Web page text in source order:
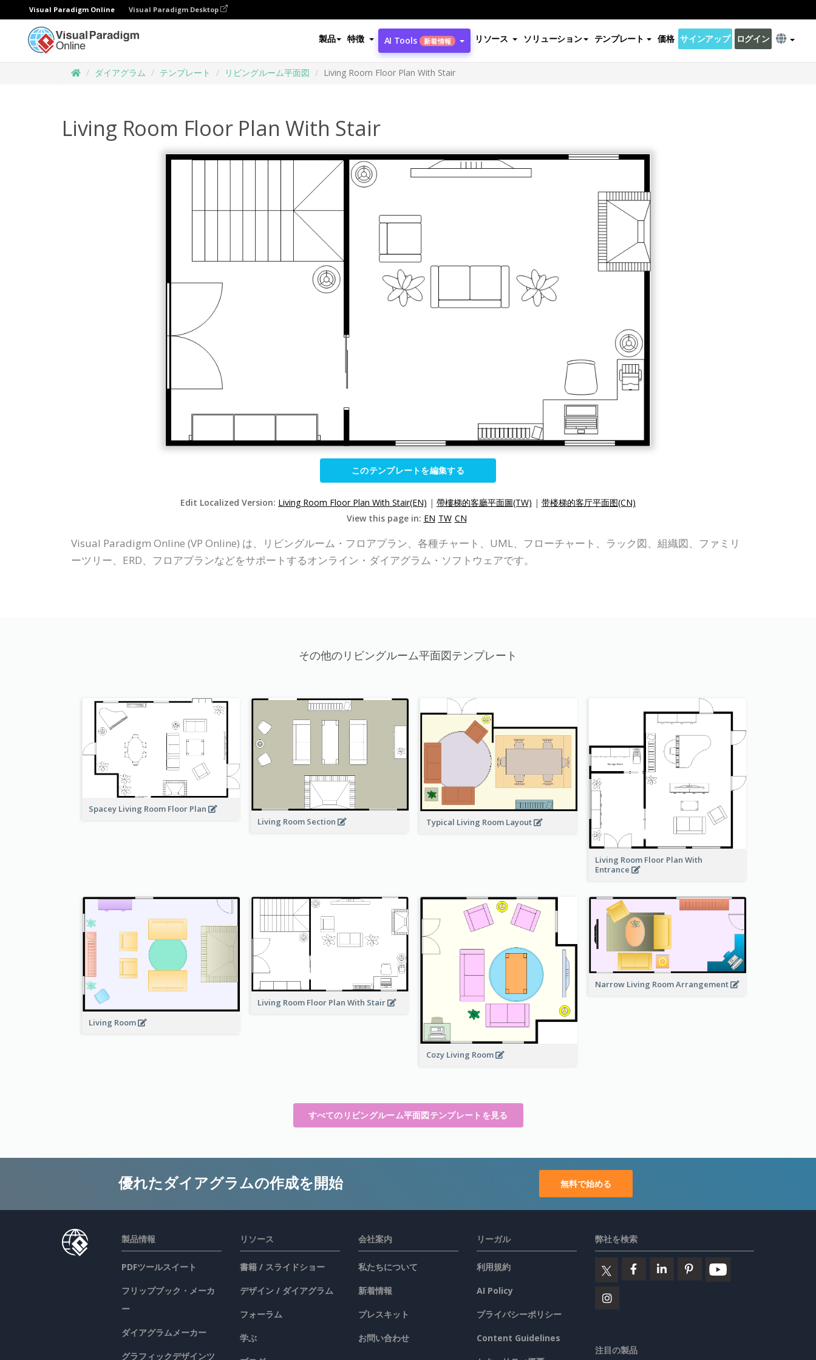
Visual Paradigm Online Visual Paradigm Desktop
製品 特徴 AI Tools 新着情報 リソース ソリューション テンプレート 価格 サインアップ ログイン
ダイアグラム テンプレート リビングルーム平面図 Living Room Floor Plan With Stair
Living Room Floor Plan With Stair
このテンプレートを編集する
Edit Localized Version: Living Room Floor Plan With Stair(EN) | 帶樓梯的客廳平面圖(TW) | 带楼梯的客厅平面图(CN)
View this page in: EN TW CN
Visual Paradigm Online (VP Online) は、リビングルーム・フロアプラン、各種チャート、UML、フローチャート、ラック図、組織図、ファミリ
ーツリー、ERD、フロアプランなどをサポートするオンライン・ダイアグラム・ソフトウェアです。
その他のリビングルーム平面図テンプレート
Spacey Living Room Floor Plan
Living Room Section
Typical Living Room Layout
Living Room Floor Plan With
Entrance
Living Room
Living Room Floor Plan With Stair
Cozy Living Room
Narrow Living Room Arrangement
すべてのリビングルーム平面図テンプレートを見る
優れたダイアグラムの作成を開始 無料で始める
製品情報
PDFツールスイート
フリップブック・メーカ
ー
ダイアグラムメーカー
グラフィックデザインツ
リソース
書籍 / スライドショー
デザイン / ダイアグラム
フォーラム
学ぶ
会社案内
私たちについて
新着情報
プレスキット
お問い合わせ
リーガル
利用規約
AI Policy
プライバシーポリシー
Content Guidelines
弊社を検索
注目の製品